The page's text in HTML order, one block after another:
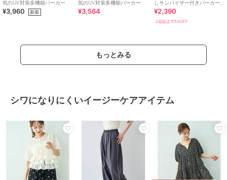
気のUV対策多機能パーカー
¥3,960 新着
気のUV対策多機能パーカー
¥3,564
しサンバイザー付きパーカー
[C7966]
¥2,390
2点以上で5%OFF
もっとみる
シワになりにくいイージーケアアイテム